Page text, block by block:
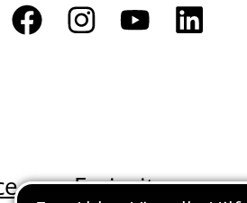
Freizeit